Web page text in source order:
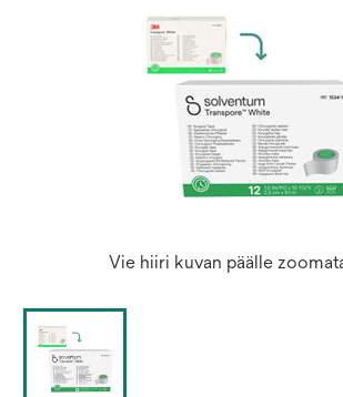
Vie hiiri kuvan päälle